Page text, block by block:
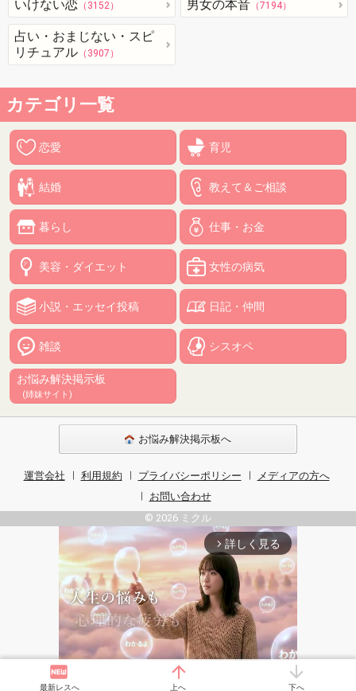
最新レスへ 上へ 下へ
いけない恋 （3152） 男女の本音 （7194）
占い・おまじない・スピ
リチュアル （3907）
カテゴリ一覧
恋愛 育児
結婚 教えて＆ご相談
暮らし 仕事・お金
美容・ダイエット 女性の病気
小説・エッセイ投稿 日記・仲間
雑談 シスオペ
お悩み解決掲示板
(姉妹サイト)
お悩み解決掲示板へ
運営会社 利用規約 プライバシーポリシー
メディアの方へ
お問い合わせ
© 2026 ミクル
arrow_forward_ios 詳しく見る